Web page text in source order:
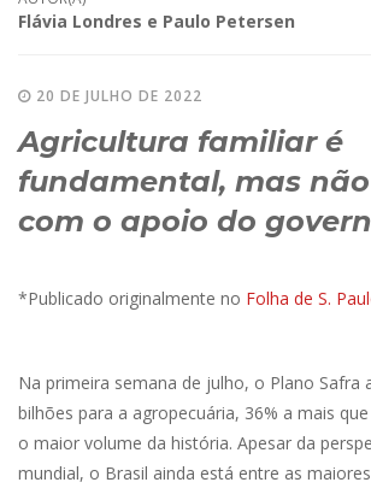
Flávia Londres e Paulo Petersen
20 DE JULHO DE 2022
Agricultura familiar é
fundamental, mas
com o apoio do
*Publicado originalmente no Folha de S.
Na primeira semana de julho, o Plano Safra
bilhões para a agropecuária, 36% a mais
o maior volume da história. Apesar da
mundial, o Brasil ainda está entre as